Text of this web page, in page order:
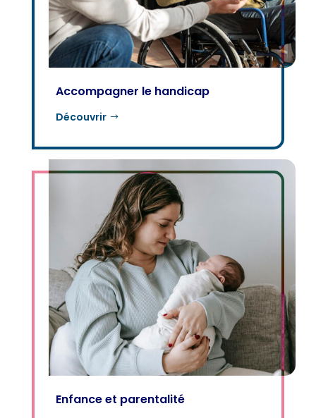
Accompagner le handicap
Découvrir
Enfance et parentalité